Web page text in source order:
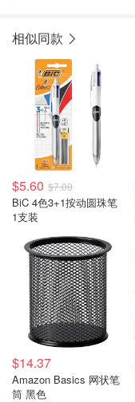
相似同款
$5.60 $7.00
BiC 4色3+1按动圆珠笔
1支装
$14.37
Amazon Basics 网状笔
筒 黑色